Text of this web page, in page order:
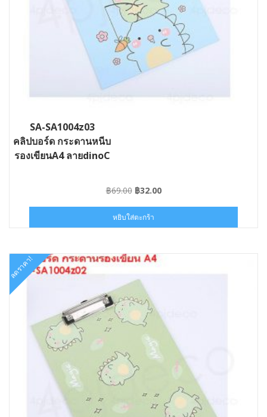
SA-SA1004z03
คลิปบอร์ด กระดานหนีบ
รองเขียนA4 ลายdinoC
฿69.00 Original
was:
฿69.00.
฿32.00Current
฿32.00.
หยิบใส่ตะกร้า
ลดราคา!